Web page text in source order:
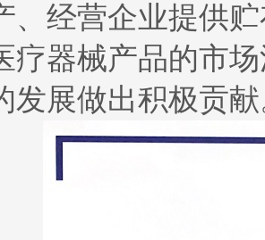
、经营企业提供
疗器械产品的市
发展做出积极贡